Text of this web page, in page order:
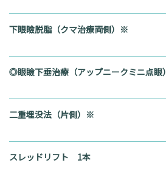
下眼瞼脱脂（クマ治療両側）※
◎眼瞼下垂治療（アップニークミニ点眼）
二重埋没法（片側）※
スレッドリフト 1本